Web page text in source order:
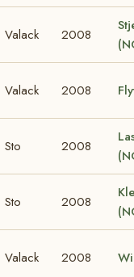
Valack 2008
Valack 2008
Sto 2008
Sto 2008
Valack 2008